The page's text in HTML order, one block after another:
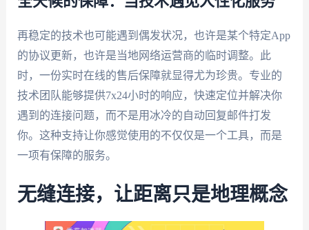
再稳定的技术也可能遇到偶发状况，也许是某个特定App
的协议更新，也许是当地网络运营商的临时调整。此
时，一份实时在线的售后保障就显得尤为珍贵。专业的
技术团队能够提供7x24小时的响应，快速定位并解决你
遇到的连接问题，而不是用冰冷的自动回复邮件打发
你。这种支持让你感觉使用的不仅仅是一个工具，而是
一项有保障的服务。
无缝连接，让距离只是地理概念